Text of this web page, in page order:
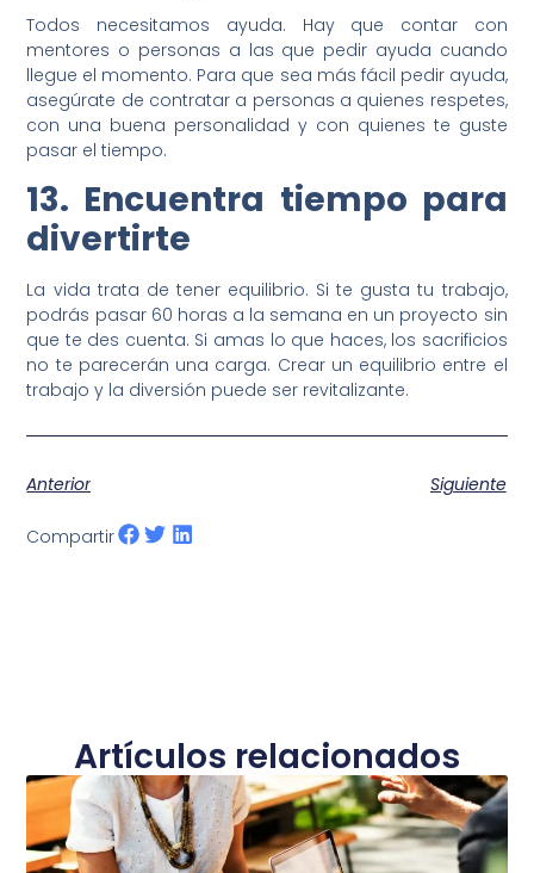
Todos necesitamos ayuda. Hay que contar con
mentores o personas a las que pedir ayuda cuando
llegue el momento. Para que sea más fácil pedir ayuda,
asegúrate de contratar a personas a quienes respetes,
con una buena personalidad y con quienes te guste
pasar el tiempo.
13. Encuentra tiempo para
divertirte
La vida trata de tener equilibrio. Si te gusta tu trabajo,
podrás pasar 60 horas a la semana en un proyecto sin
que te des cuenta. Si amas lo que haces, los sacrificios
no te parecerán una carga. Crear un equilibrio entre el
trabajo y la diversión puede ser revitalizante.
Anterior Siguiente
Compartir
Artículos relacionados